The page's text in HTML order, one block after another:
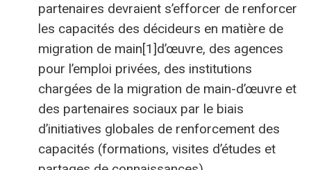
partenaires devraient s’efforcer de renforcer
les capacités des décideurs en matière de
migration de main[1]d’œuvre, des agences
pour l’emploi privées, des institutions
chargées de la migration de main-d’œuvre et
des partenaires sociaux par le biais
d’initiatives globales de renforcement des
capacités (formations, visites d’études et